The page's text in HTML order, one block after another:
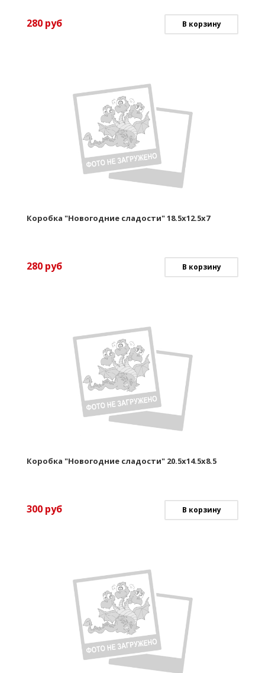
280 руб В корзину
Коробка "Новогодние сладости" 18.5х12.5х7
280 руб В корзину
Коробка "Новогодние сладости" 20.5х14.5х8.5
300 руб В корзину